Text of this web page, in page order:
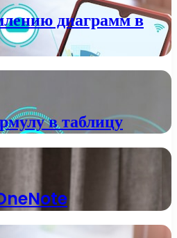
диаграмм в
в таблицу